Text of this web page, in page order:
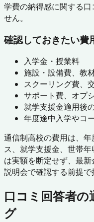
学費の納得感に関する
せん。
確認しておきたい費
入学金・授業料
施設・設備費、教
スクーリング費、
サポート費、オプ
就学支援金適用後
年度途中入学やコ
通信制高校の費用は、
ス、就学支援金、世帯
は実額を断定せず、最新
説明会で確認する前提で
口コミ回答者
グ